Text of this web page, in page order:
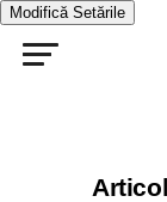
Modifică Setările